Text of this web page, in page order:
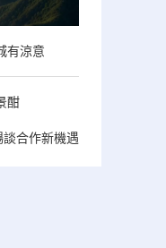
有涼意
酣
合作新機遇